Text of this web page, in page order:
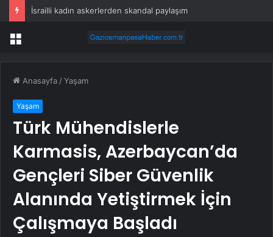
İsrailli kadın askerlerden skandal paylaşım
Menü
Anasayfa /Yaşam
Yaşam
Türk Mühendislerle
Karmasis, Azerbaycan’da
Gençleri Siber Güvenlik
Alanında Yetiştirmek İçin
Çalışmaya Başladı